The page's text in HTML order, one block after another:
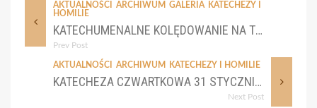
AKTUALNOŚCI ARCHIWUM GALERIA KATECHEZY I
HOMILIE
KATECHUMENALNE KOLĘDOWANIE NA TRZECH KRÓLI
Prev Post
AKTUALNOŚCI ARCHIWUM KATECHEZY I HOMILIE
KATECHEZA CZWARTKOWA 31 STYCZNIA 2019 R.
Next Post